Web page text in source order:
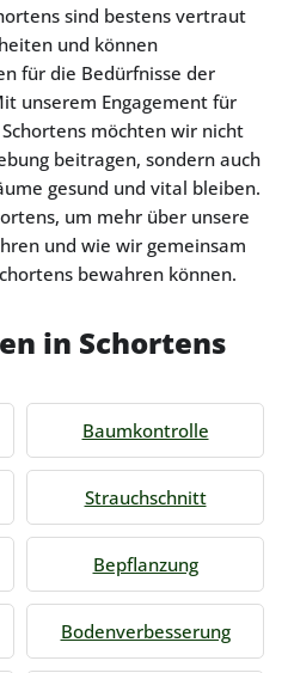
sind bestens vertraut
und können
für die Bedürfnisse der
unserem Engagement für
möchten wir nicht
beitragen, sondern auch
gesund und vital bleiben.
um mehr über unsere
und wie wir gemeinsam
bewahren können.
in Schortens
Baumkontrolle
Strauchschnitt
Bepflanzung
Bodenverbesserung